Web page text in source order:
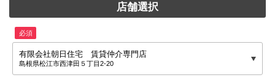
店舗選択
必須
有限会社朝日住宅 賃貸仲介専門店
島根県松江市西津田５丁目2-20